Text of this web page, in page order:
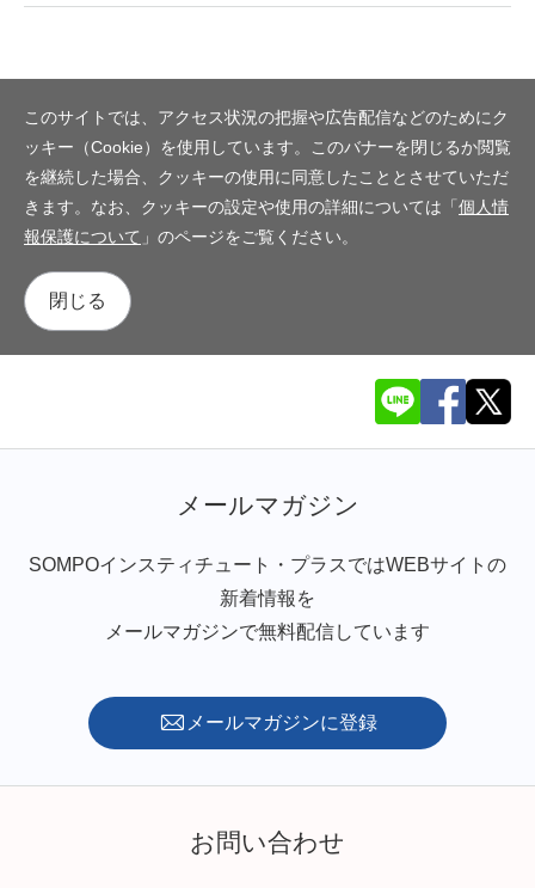
このサイトでは、アクセス状況の把握や広告配信などのためにク
ッキー（Cookie）を使用しています。このバナーを閉じるか閲覧
を継続した場合、クッキーの使用に同意したこととさせていただ
きます。なお、クッキーの設定や使用の詳細については「個人情
報保護について 」のページをご覧ください。
閉じる
メールマガジン
SOMPOインスティチュート・プラスではWEBサイトの
新着情報を
メールマガジンで無料配信しています
メールマガジンに登録
お問い合わせ